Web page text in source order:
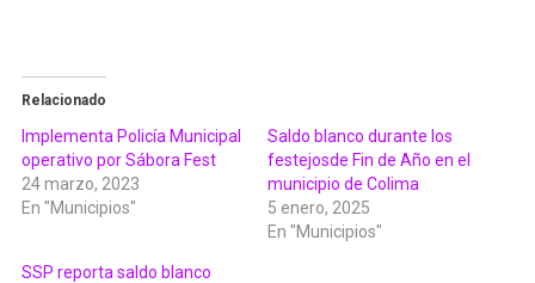
Relacionado
Implementa Policía Municipal
operativo por Sábora Fest
24 marzo, 2023
En "Municipios"
Saldo blanco durante los
festejosde Fin de Año en el
municipio de Colima
5 enero, 2025
En "Municipios"
SSP reporta saldo blanco